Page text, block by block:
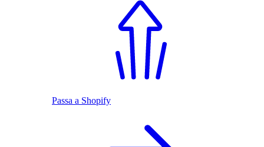
Passa a Shopify